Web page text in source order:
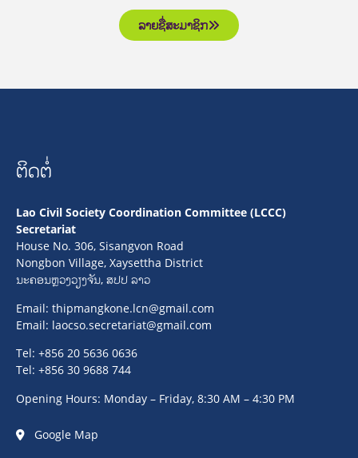
ລາຍຊື່ສະມາຊິກ
ຕິດຕໍ່
Lao Civil Society Coordination Committee (LCCC)
Secretariat
House No. 306, Sisangvon Road
Nongbon Village, Xaysettha District
ນະຄອນຫຼວງວຽງຈັນ, ສປປ ລາວ
Email: thipmangkone.lcn@gmail.com
Email: laocso.secretariat@gmail.com
Tel: +856 20 5636 0636
Tel: +856 30 9688 744
Opening Hours: Monday – Friday, 8:30 AM – 4:30 PM
Google Map